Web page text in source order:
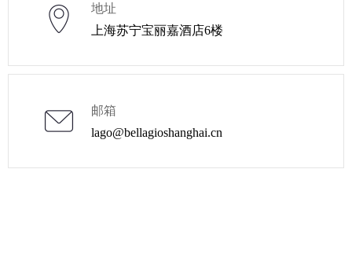
地址
上海苏宁宝丽嘉酒店6楼
邮箱
lago@bellagioshanghai.cn